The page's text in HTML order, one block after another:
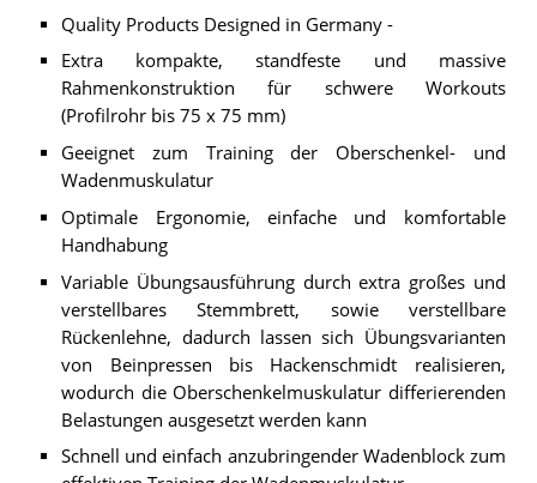
Quality Products Designed in Germany -
Extra kompakte, standfeste und massive
Rahmenkonstruktion für schwere Workouts
(Profilrohr bis 75 x 75 mm)
Geeignet zum Training der Oberschenkel- und
Wadenmuskulatur
Optimale Ergonomie, einfache und komfortable
Handhabung
Variable Übungsausführung durch extra großes und
verstellbares Stemmbrett, sowie verstellbare
Rückenlehne, dadurch lassen sich Übungsvarianten
von Beinpressen bis Hackenschmidt realisieren,
wodurch die Oberschenkelmuskulatur differierenden
Belastungen ausgesetzt werden kann
Schnell und einfach anzubringender Wadenblock zum